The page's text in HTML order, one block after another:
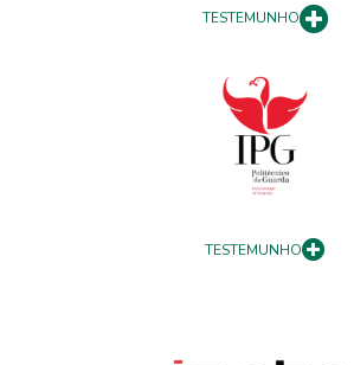
TESTEMUNHO
TESTEMUNHO